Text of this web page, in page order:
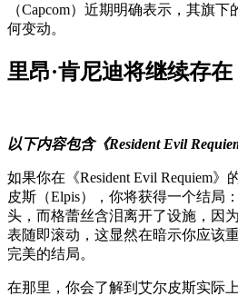
（Capcom）近期明确表示，其旗
何变动。
里昂·肯尼迪将继续存在
以下内容包含《Resident Evil
如果你在《Resident Evil Requiem
皮斯（Elpis），你将获得一个结局
头，而格蕾丝含泪离开了设施，因
表随即滚动，这显然在暗示你应该
完美的结局。
在那里，你会了解到艾尔皮斯实际